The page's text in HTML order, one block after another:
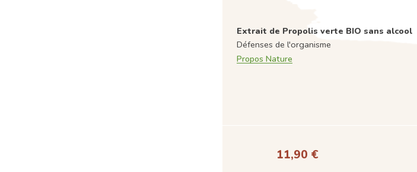
Extrait de Propolis verte BIO sans alcool
Défenses de l'organisme
Propos Nature
11,90 €